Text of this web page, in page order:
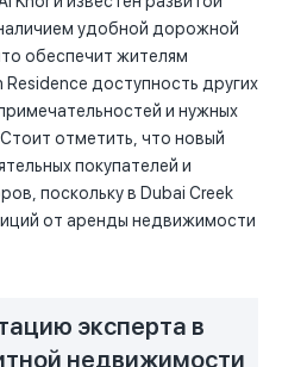
удобной дорожной
обеспечит жителям
доступность других
и нужных
отметить, что новый
покупателей и
поскольку в Dubai Creek
от аренды недвижимости
эксперта в
недвижимости